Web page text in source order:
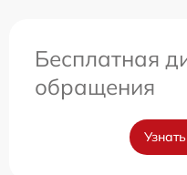
Бесплатная
обращения